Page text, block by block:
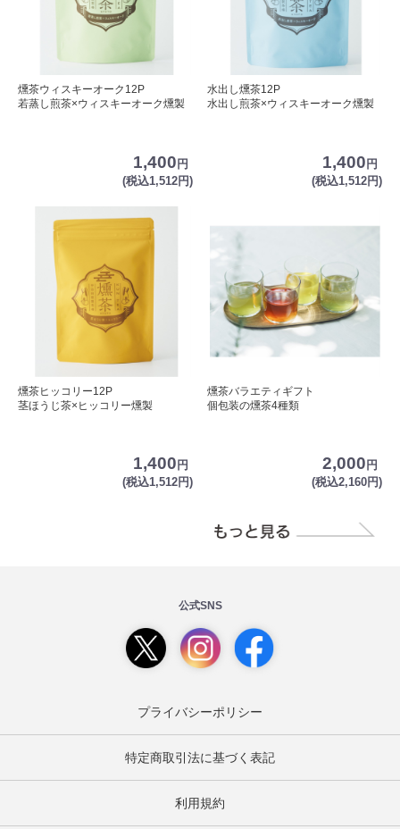
燻茶ウィスキーオーク12P
若蒸し煎茶×ウィスキーオーク燻製
1,400円
(税込1,512円)
水出し燻茶12P
水出し煎茶×ウィスキーオーク燻製
1,400円
(税込1,512円)
燻茶ヒッコリー12P
茎ほうじ茶×ヒッコリー燻製
1,400 円
(税込1,512円)
燻茶バラエティギフト
個包装の燻茶4種類
2,000 円
(税込2,160円)
公式SNS
プライバシーポリシー
特定商取引法に基づく表記
利用規約